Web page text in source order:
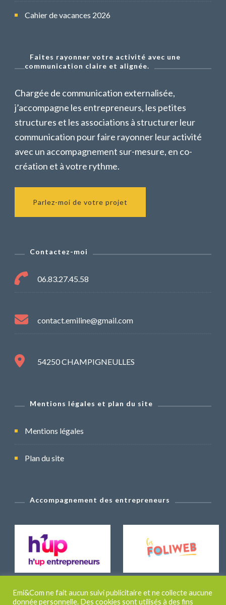
Cahier de vacances 2026
Faites rayonner votre activité avec une
communication claire et alignée.
Chargée de communication externalisée,
j’accompagne les entrepreneurs, les petites
structures et les associations à structurer leur
communication pour faire rayonner leur activité
avec un accompagnement sur-mesure, en co-
création et à votre rythme.
Parlez-moi de votre projet
Contactez-moi
06.83.27.45.58
contact.emiline@gmail.com
54250 CHAMPIGNEULLES
Mentions légales et plan du site
Mentions légales
Plan du site
Accompagnement des entrepreneurs
Emi&Com ne fait aucun suivi publicitaire et ne collecte aucune
donnée personnelle. Des cookies sont utilisés à des fins